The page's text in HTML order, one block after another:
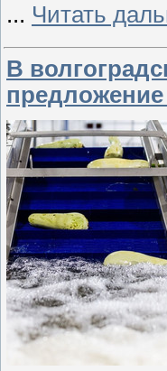
... Читать
В